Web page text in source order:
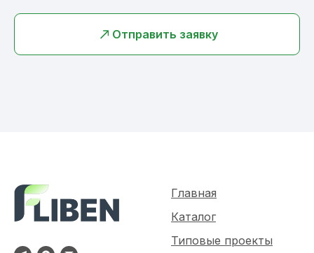
Отправить заявку
Главная
Каталог
Типовые проекты